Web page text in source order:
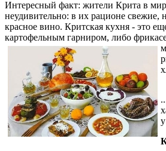
Интересный факт: жители Крита в
неудивительно: в их рационе
красное вино. Критская кухня - это
картофельным гарниром, либо